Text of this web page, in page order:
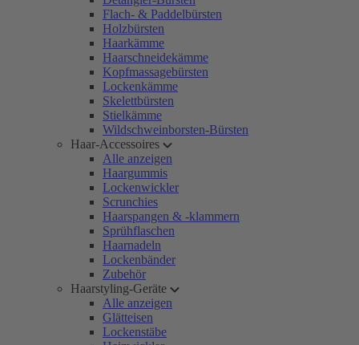
Flach- & Paddelbürsten
Holzbürsten
Haarkämme
Haarschneidekämme
Kopfmassagebürsten
Lockenkämme
Skelettbürsten
Stielkämme
Wildschweinborsten-Bürsten
Haar-Accessoires
Alle anzeigen
Haargummis
Lockenwickler
Scrunchies
Haarspangen & -klammern
Sprühflaschen
Haarnadeln
Lockenbänder
Zubehör
Haarstyling-Geräte
Alle anzeigen
Glätteisen
Lockenstäbe